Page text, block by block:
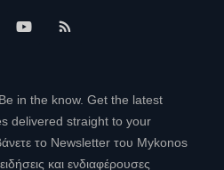
in the know. Get the latest
delivered straight to your
το Newsletter του Mykonos
και ενδιαφέρουσες